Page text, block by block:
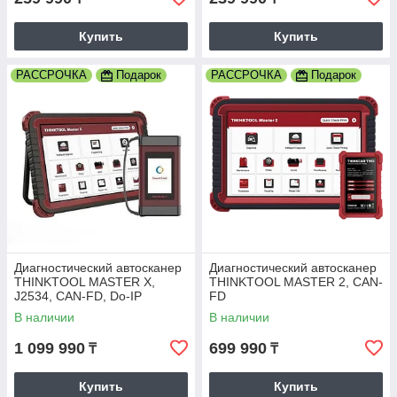
Купить Купить
РАССРОЧКА Подарок
Диагностический автосканер
THINKTOOL MASTER X,
J2534, CAN-FD, Do-IP
В наличии
1 099 990 ₸
Купить
РАССРОЧКА Подарок
Диагностический автосканер
THINKTOOL MASTER 2, CAN-
FD
В наличии
699 990 ₸
Купить